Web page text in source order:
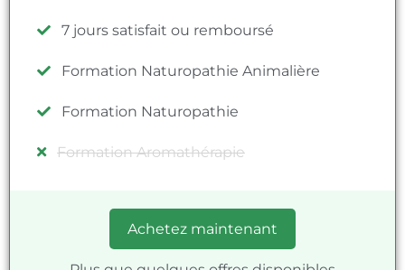
7 jours satisfait ou remboursé
Formation Naturopathie Animalière
Formation Naturopathie
Formation Aromathérapie
Achetez maintenant